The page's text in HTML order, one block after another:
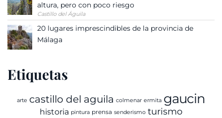
altura, pero con poco riesgo
Castillo del Águila
20 lugares imprescindibles de la provincia de
Málaga
Etiquetas
arte castillo del aguila colmenar ermita gaucin
historia pintura prensa senderismo turismo